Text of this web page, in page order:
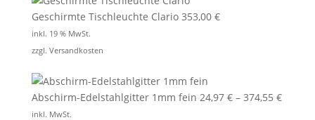
Geschirmte Tischleuchte Clario 353,00 €
inkl. 19 % MwSt.
zzgl. Versandkosten
Abschirm-Edelstahlgitter 1mm fein 24,97 €– 374,55 €
inkl. MwSt.